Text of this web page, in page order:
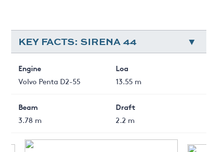
KEY FACTS: SIRENA 44
Engine
Volvo Penta D2-55
Loa
13.55 m
Beam
3.78 m
Draft
2.2 m